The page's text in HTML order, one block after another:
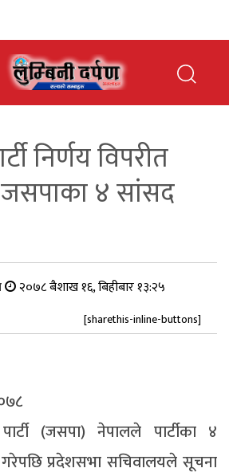
निर्णय विपरीत
जसपाका ४ सांसद
२०७८ बैशाख १६, बिहीबार १३:२५
[sharethis-inline-buttons]
(जसपा) नेपालले पार्टीका ४
प्रदेशसभा सचिवालयले सूचना